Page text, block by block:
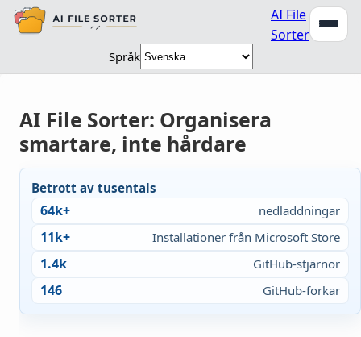
AI File
Sorter
Språk
AI File Sorter: Organisera
smartare, inte hårdare
Betrott av tusentals
64k+ nedladdningar
11k+ Installationer från Microsoft Store
1.4k GitHub-stjärnor
146 GitHub-forkar